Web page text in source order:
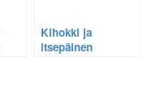
Kihokki ja
itsepäinen